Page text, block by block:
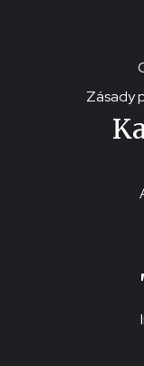
Zásady